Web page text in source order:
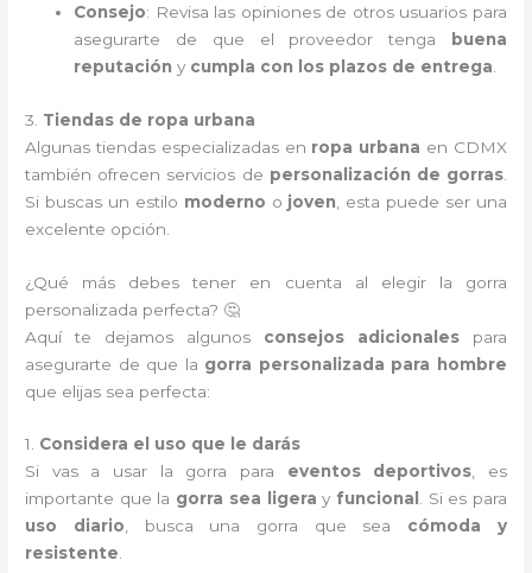
Consejo: Revisa las opiniones de otros usuarios para
asegurarte de que el proveedor tenga
buena
reputación y cumpla con los plazos de entrega
3. Tiendas de ropa urbana
Algunas tiendas especializadas en ropa urbana en CDMX
también ofrecen servicios de personalización de gorras.
Si buscas un estilo moderno o joven , esta puede ser una
excelente opción.
¿Qué más debes tener en cuenta al elegir la gorra
personalizada perfecta? 🤔
Aquí te dejamos algunos consejos adicionalespara
asegurarte de que la gorra personalizada para hombre
que elijas sea perfecta:
1. Considera el uso que le darás
Si vas a usar la gorra para eventos deportivos, es
importante que la gorra sea ligera y funcional . Si es para
uso diario, busca una gorra que sea cómoda y
resistente.